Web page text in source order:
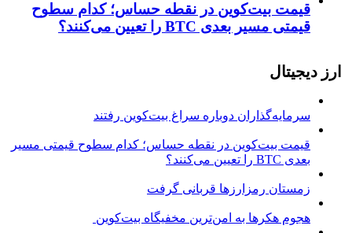
قیمت بیت‌کوین در نقطه حساس؛ کدام سطوح
قیمتی مسیر بعدی BTC را تعیین می‌کنند؟
ارز دیجیتال
سرمایه‌گذاران دوباره سراغ بیت‌کوین رفتند
قیمت بیت‌کوین در نقطه حساس؛ کدام سطوح قیمتی مسیر
بعدی BTC را تعیین می‌کنند؟
زمستان رمزارزها قربانی گرفت
هجوم هکرها به امن‌ترین مخفیگاه بیت‌کوین